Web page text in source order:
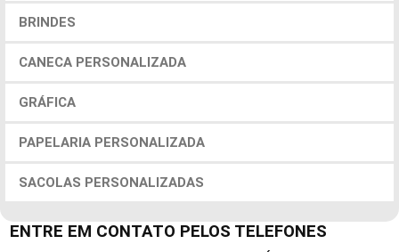
BRINDES
CANECA PERSONALIZADA
GRÁFICA
PAPELARIA PERSONALIZADA
SACOLAS PERSONALIZADAS
ENTRE EM CONTATO PELOS TELEFONES